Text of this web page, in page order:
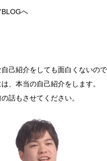
BLOGへ
己紹介をしても面白くないの
、本当の自己紹介をします。
話もさせてください。